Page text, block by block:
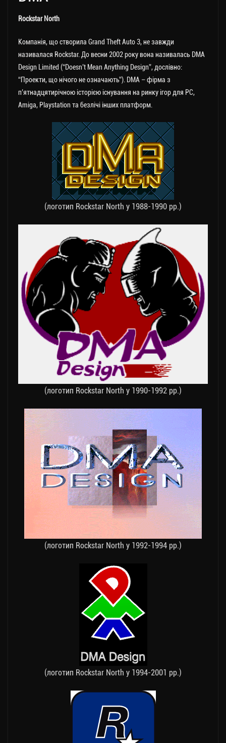
Rockstar North
Компанія, що створила Grand Theft Auto 3, не завжди
називалася Rockstar. До весни 2002 року вона називалась DMA
Design Limited (“Doesn’t Mean Anything Design”, дослівно:
“Проекти, що нічого не означають”). DMA – фірма з
п’ятнадцятирічною історією існування на ринку ігор для РС,
Amiga, Playstation та безлічі інших платформ.
(логотип Rockstar North у 1988-1990 рр.)
(логотип Rockstar North у 1990-1992 рр.)
(логотип Rockstar North у 1992-1994 рр.)
(логотип Rockstar North у 1994-2001 рр.)